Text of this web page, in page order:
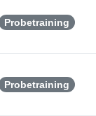
Probetraining
Probetraining